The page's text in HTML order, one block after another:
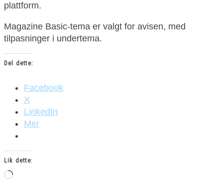
plattform.
Magazine Basic-tema er valgt for avisen, med
tilpasninger i undertema.
Del dette:
Facebook
X
LinkedIn
Mer
Lik dette:
Laster